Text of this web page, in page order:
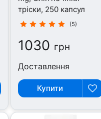
тріски, 250 капсул
(5)
1030 грн
Доставлення
Купити